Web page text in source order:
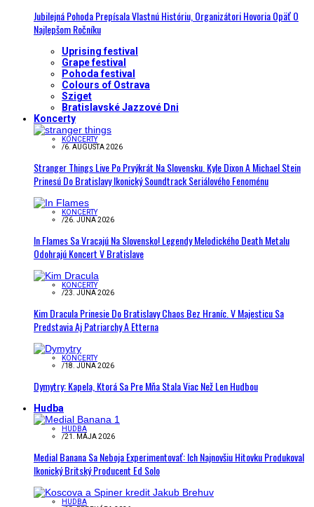
Jubilejná Pohoda Prepísala Vlastnú Históriu, Organizátori Hovoria Opäť O
Najlepšom Ročníku
Uprising festival
Grape festival
Pohoda festival
Colours of Ostrava
Sziget
Bratislavské Jazzové Dni
Koncerty
KONCERTY
/6. AUGUSTA 2026
Stranger Things Live Po Prvýkrát Na Slovensku. Kyle Dixon A Michael Stein
Prinesú Do Bratislavy Ikonický Soundtrack Seriálového Fenoménu
KONCERTY
/26. JÚNA 2026
In Flames Sa Vracajú Na Slovensko! Legendy Melodického Death Metalu
Odohrajú Koncert V Bratislave
KONCERTY
/23. JÚNA 2026
Kim Dracula Prinesie Do Bratislavy Chaos Bez Hraníc. V Majesticu Sa
Predstavia Aj Patriarchy A Etterna
KONCERTY
/18. JÚNA 2026
Dymytry: Kapela, Ktorá Sa Pre Mňa Stala Viac Než Len Hudbou
Hudba
HUDBA
/21. MÁJA 2026
Medial Banana Sa Neboja Experimentovať: Ich Najnovšiu Hitovku Produkoval
Ikonický Britský Producent Ed Solo
HUDBA